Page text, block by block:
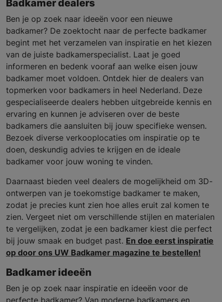
Badkamer dealers
Ben je op zoek naar ideeën voor een nieuwe
badkamer? De zoektocht naar de perfecte badkamer
begint met het verzamelen van inspiratie en het kiezen
van de juiste badkamerspecialist. Laat je goed
informeren en bedenk vooraf aan welke eisen jouw
badkamer moet voldoen. Ontdek hier de dealers van
topmerken voor badkamers in heel Nederland. Deze
gespecialiseerde dealers hebben uitgebreide kennis en
ervaring en kunnen je adviseren over de beste
badkamers die aansluiten bij jouw specifieke wensen.
Bezoek diverse verkooplocaties om inspiratie op te
doen, deskundig advies te krijgen en de ideale
badkamer voor jouw woning te vinden.
Daarnaast bieden veel dealers de mogelijkheid om 3D-
ontwerpen van je toekomstige badkamer te maken,
zodat je precies kunt zien hoe alles eruit zal komen te
zien. Vergeet niet om verschillende stijlen en materialen
te vergelijken, zodat je een badkamer kiest die perfect
bij jouw smaak en budget past. En doe eerst inspiratie
op door ons UW Badkamer magazine te bestellen!
Badkamer ideeën
Ben je op zoek naar inspiratie en ideeën voor de